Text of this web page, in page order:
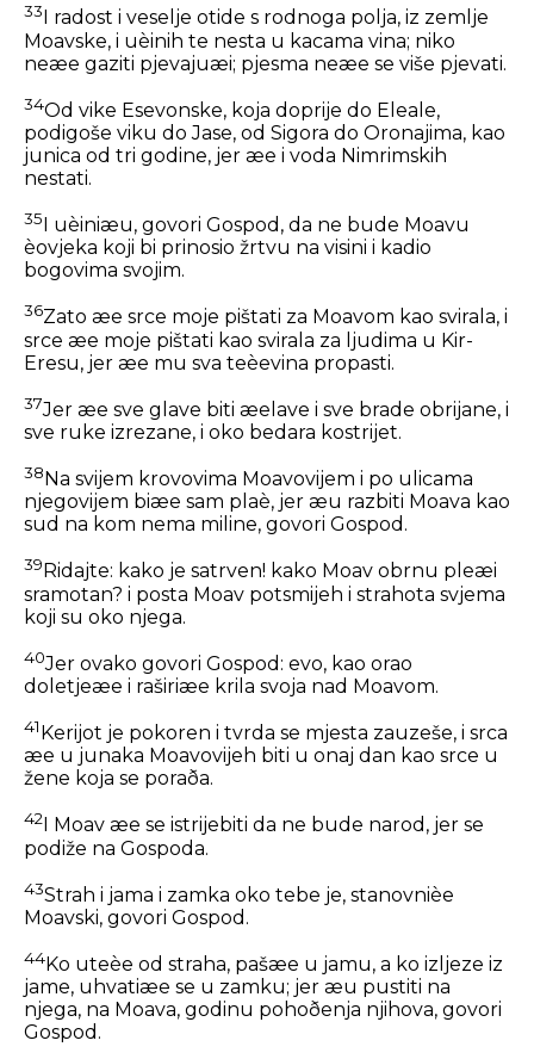
33
I radost i veselje otide s rodnoga polja, iz zemlje
Moavske, i uèinih te nesta u kacama vina; niko
neæe gaziti pjevajuæi; pjesma neæe se više pjevati.
34Od vike Esevonske, koja doprije do Eleale,
podigoše viku do Jase, od Sigora do Oronajima, kao
junica od tri godine, jer æe i voda Nimrimskih
nestati.
35
I uèiniæu, govori Gospod, da ne bude Moavu
èovjeka koji bi prinosio žrtvu na visini i kadio
bogovima svojim.
36Zato æe srce moje pištati za Moavom kao svirala, i
srce æe moje pištati kao svirala za ljudima u Kir-
Eresu, jer æe mu sva teèevina propasti.
37Jer æe sve glave biti æelave i sve brade obrijane, i
sve ruke izrezane, i oko bedara kostrijet.
38 Na svijem krovovima Moavovijem i po ulicama
njegovijem biæe sam plaè, jer æu razbiti Moava kao
sud na kom nema miline, govori Gospod.
39 Ridajte: kako je satrven! kako Moav obrnu pleæi
sramotan? i posta Moav potsmijeh i strahota svjema
koji su oko njega.
40Jer ovako govori Gospod: evo, kao orao
doletjeæe i raširiæe krila svoja nad Moavom.
41 Kerijot je pokoren i tvrda se mjesta zauzeše, i srca
æe u junaka Moavovijeh biti u onaj dan kao srce u
žene koja se poraða.
42 I Moav æe se istrijebiti da ne bude narod, jer se
podiže na Gospoda.
43Strah i jama i zamka oko tebe je, stanovnièe
Moavski, govori Gospod.
44Ko uteèe od straha, pašæe u jamu, a ko izljeze iz
jame, uhvatiæe se u zamku; jer æu pustiti na
njega, na Moava, godinu pohoðenja njihova, govori
Gospod.